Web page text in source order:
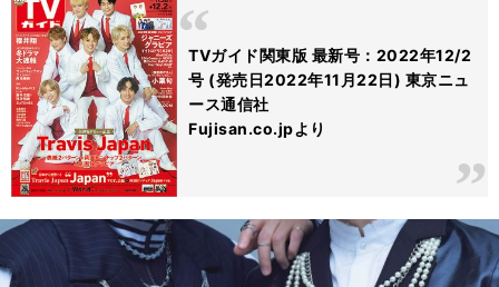
TVガイド関東版 最新号：2022年12/2
号 (発売日2022年11月22日) 東京ニュ
ース通信社
Fujisan.co.jpより